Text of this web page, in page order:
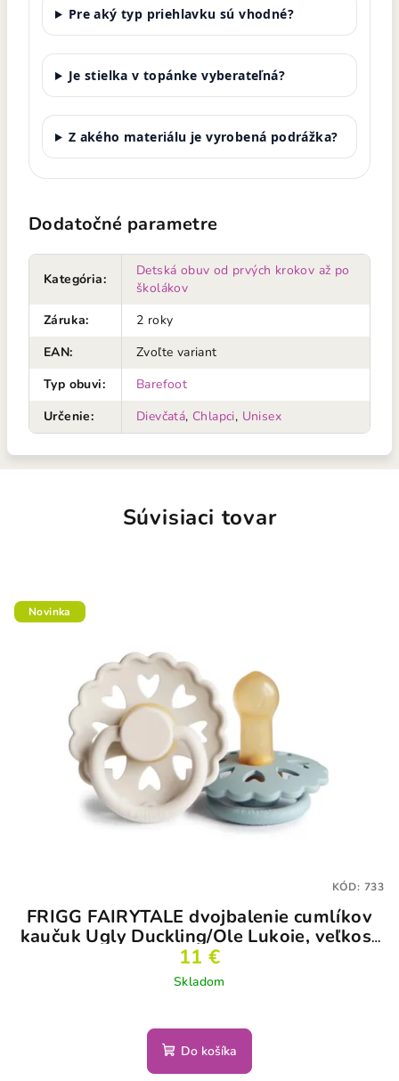
Pre aký typ priehlavku sú vhodné?
Je stielka v topánke vyberateľná?
Z akého materiálu je vyrobená podrážka?
Dodatočné parametre
Kategória:
Detská obuv od prvých krokov až po
školákov
Záruka:
2 roky
EAN:
Zvoľte variant
Typ obuvi:
Barefoot
Určenie: Dievčatá, Chlapci, Unisex
Súvisiaci tovar
Novinka
FRIGG FAIRYTALE dvojbalenie cumlíkov
kaučuk Ugly Duckling/Ole Lukoie, veľkosť
1
11 €
Skladom
Do košíka
KÓD: 733